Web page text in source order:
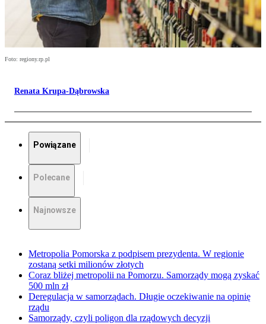
Foto: regiony.rp.pl
Renata Krupa-Dąbrowska
Powiązane
Polecane
Najnowsze
Metropolia Pomorska z podpisem prezydenta. W regionie
zostaną setki milionów złotych
Coraz bliżej metropolii na Pomorzu. Samorządy mogą zyskać
500 mln zł
Deregulacja w samorządach. Długie oczekiwanie na opinię
rządu
Samorządy, czyli poligon dla rządowych decyzji